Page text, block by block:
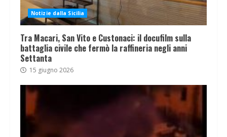
Notizie dalla Sicilia
Tra Macari, San Vito e Custonaci: il docufilm sulla
battaglia civile che fermò la raffineria negli anni
Settanta
15 giugno 2026